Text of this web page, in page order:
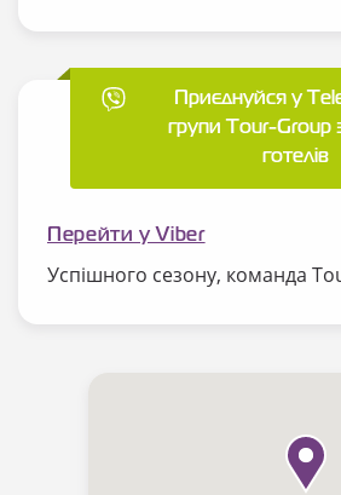
Приєднуйся у
групи Tour-Group
готелів
Перейти у Viber
Успішного сезону, команда